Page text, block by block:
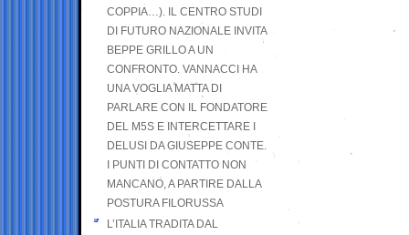
COPPIA…). IL CENTRO STUDI
DI FUTURO NAZIONALE INVITA
BEPPE GRILLO A UN
CONFRONTO. VANNACCI HA
UNA VOGLIA MATTA DI
PARLARE CON IL FONDATORE
DEL M5S E INTERCETTARE I
DELUSI DA GIUSEPPE CONTE.
I PUNTI DI CONTATTO NON
MANCANO, A PARTIRE DALLA
POSTURA FILORUSSA
L’ITALIA TRADITA DAL